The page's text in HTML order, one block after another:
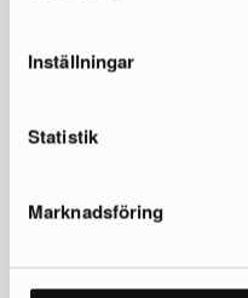
Inställningar
Statistik
Marknadsföring